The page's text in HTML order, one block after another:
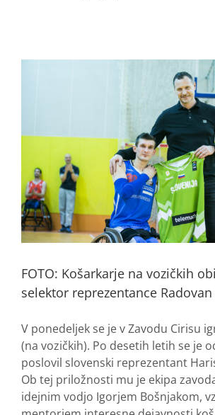
FOTO: Košarkarje na vozičkih
selektor reprezentance
V ponedeljek se je v Zavodu Cirisu
(na vozičkih). Po desetih letih se je
poslovil slovenski reprezentant
Ob tej priložnosti mu je ekipa
idejnim vodjo Igorjem Bošnjakom,